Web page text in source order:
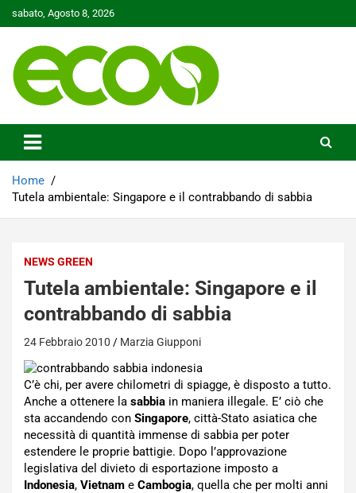
to
sabato, Agosto 8, 2026
Ecoo.it
Home
Tutela ambientale: Singapore e il contrabbando di sabbia
NEWS GREEN
Tutela ambientale: Singapore e il
contrabbando di sabbia
24 Febbraio 2010 Marzia Giupponi
C’è chi, per avere chilometri di spiagge, è disposto a tutto.
Anche a ottenere la sabbia in maniera illegale. E’ ciò che
sta accandendo con Singapore, città-Stato asiatica che
necessità di quantità immense di sabbia per poter
estendere le proprie battigie. Dopo l’approvazione
legislativa del divieto di esportazione imposto a
Indonesia, Vietnam e Cambogia, quella che per molti anni